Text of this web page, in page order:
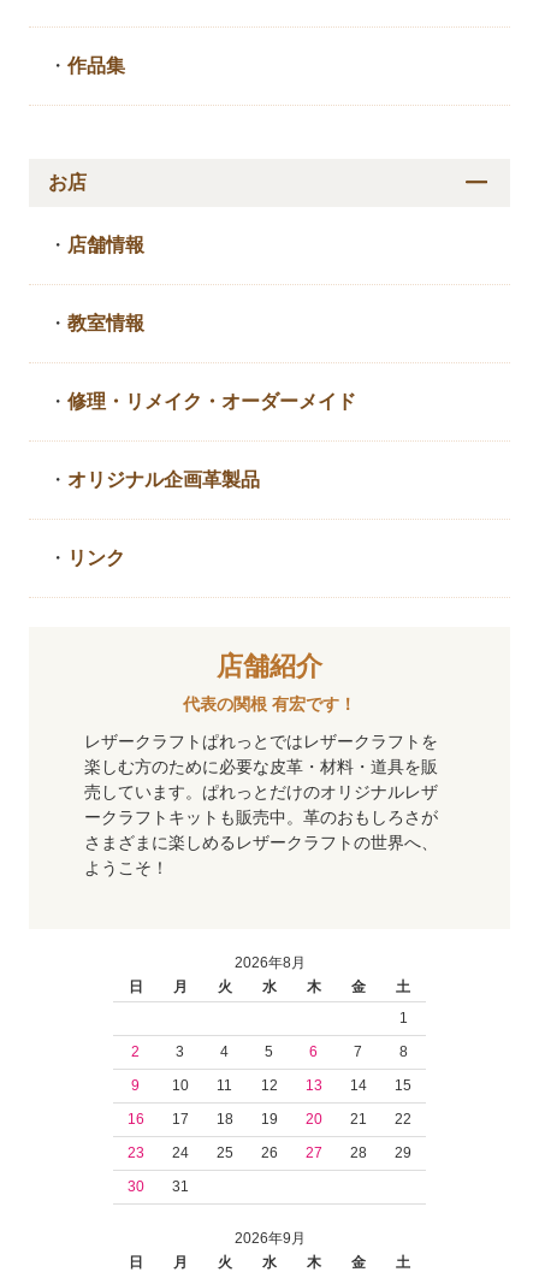
・作品集
お店
・ 店舗情報
・教室情報
・修理・リメイク・ オーダーメイド
・ オリジナル企画革製品
・ リンク
店舗紹介
代表の関根 有宏です！
レザークラフトぱれっとではレザークラフトを
楽しむ方のために必要な皮革・材料・道具を販
売しています。ぱれっとだけのオリジナルレザ
ークラフトキットも販売中。革のおもしろさが
さまざまに楽しめるレザークラフトの世界へ、
ようこそ！
2026年8月
日
月 火 水 木 金
土
1
2
3 4 5 6 7
8
9
10 11 12 13 14
15
16
17 18 19 20 21
22
23
24 25 26 27 28
29
30
31
2026年9月
日
月 火 水 木 金
土